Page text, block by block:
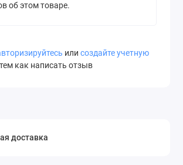
об этом товаре.
или создайте учетную
как написать отзыв
доставка